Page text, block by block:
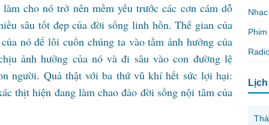
cho nó trở nên mềm yếu trước các cơn cám dỗ
sâu tốt đẹp của đời sống linh hồn. Thế gian của
nó để lôi cuốn chúng ta vào tầm ảnh hưởng của
ảnh hưởng của nó và đi sâu vào con đường lệ
người. Quả thật với ba thứ vũ khí hết sức lợi hại:
thịt hiện đang làm chao đảo đời sống nội tâm của
Nhạc
Lịch